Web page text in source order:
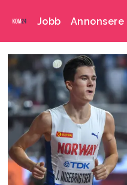
Jobb Annonsere